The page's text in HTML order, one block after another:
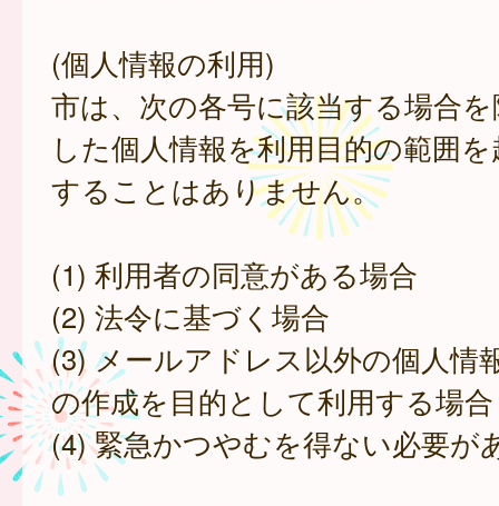
(個人情報の利用)
市は、次の各号に該当する場合
した個人情報を利用目的の範囲
することはありません。
(1) 利用者の同意がある場合
(2) 法令に基づく場合
(3) メールアドレス以外の個人情
の作成を目的として利用する場合
(4) 緊急かつやむを得ない必要が